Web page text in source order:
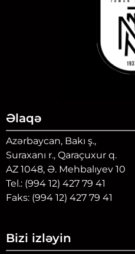
Əlaqə
Azərbaycan, Bakı ş.,
Suraxanı r., Qaraçuxur q.
AZ 1048, Ə. Mehbalıyev 10
Tel.: (994 12) 427 79 41
Faks: (994 12) 427 79 41
Bizi izləyin